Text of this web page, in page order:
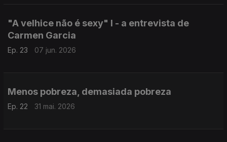
"A velhice não é sexy" I - a entrevista de
Carmen Garcia
Ep. 23 07 jun. 2026
Menos pobreza, demasiada pobreza
Ep. 22 31 mai. 2026